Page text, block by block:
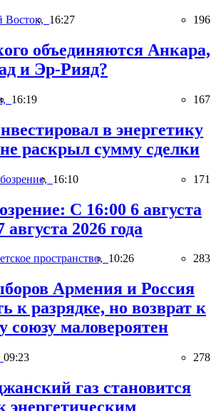
Восток, 16:27 196
объединяются Анкара,
и Эр-Рияд?
16:19 167
в энергетику
раскрыл сумму сделки
16:10 171
С 16:00 6 августа
августа 2026 года
пространство, 10:26 283
Армения и Россия
к разрядке, но возврат к
союзу маловероятен
09:23 278
газ становится
энергетическим